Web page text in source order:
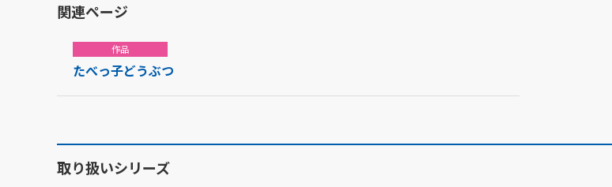
関連ページ
作品
たべっ子どうぶつ
取り扱いシリーズ